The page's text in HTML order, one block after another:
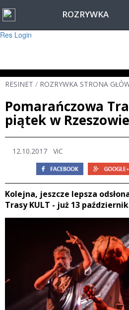
Warning
: session_start(): Failed to
Res Login
ROZRYWKA
RESINET / ROZRYWKA STRONA
Pomarańczowa
piątek w Rzeszowie
12.10.2017 ViC
Kolejna, jeszcze lepsza
Trasy KULT - już 13